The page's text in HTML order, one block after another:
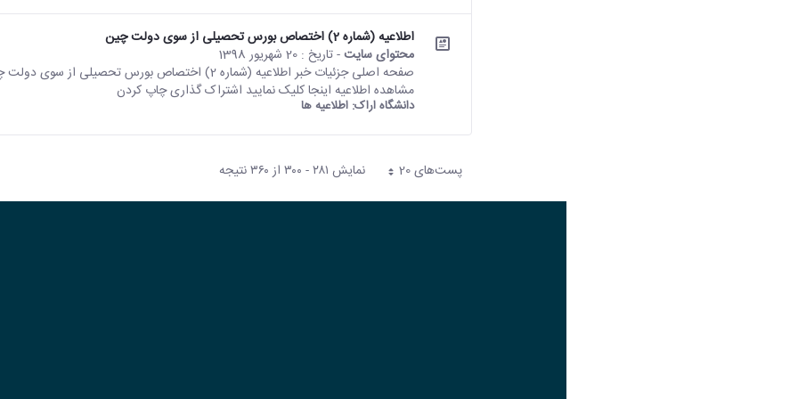
اطلاعیه (شماره 2) اختصاص بورس تحصیلی از سوی دولت چین
محتوای سایت- تاریخ : 20 شهریور 1398
مشاهده اطلاعیه اینجا کلیک نمایید اشتراک گذاری چاپ کردن
دانشگاه اراک: اطلاعیه ها
پست‌‌های 20هر صفحه نمایش ۲۸۱ - ۳۰۰ از ۳۶۰ نتیجه